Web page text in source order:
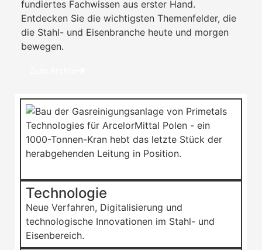
fundiertes Fachwissen aus erster Hand.
Entdecken Sie die wichtigsten Themenfelder, die
die Stahl- und Eisenbranche heute und morgen
bewegen.
Technologie
Neue Verfahren, Digitalisierung und
technologische Innovationen im Stahl- und
Eisenbereich.